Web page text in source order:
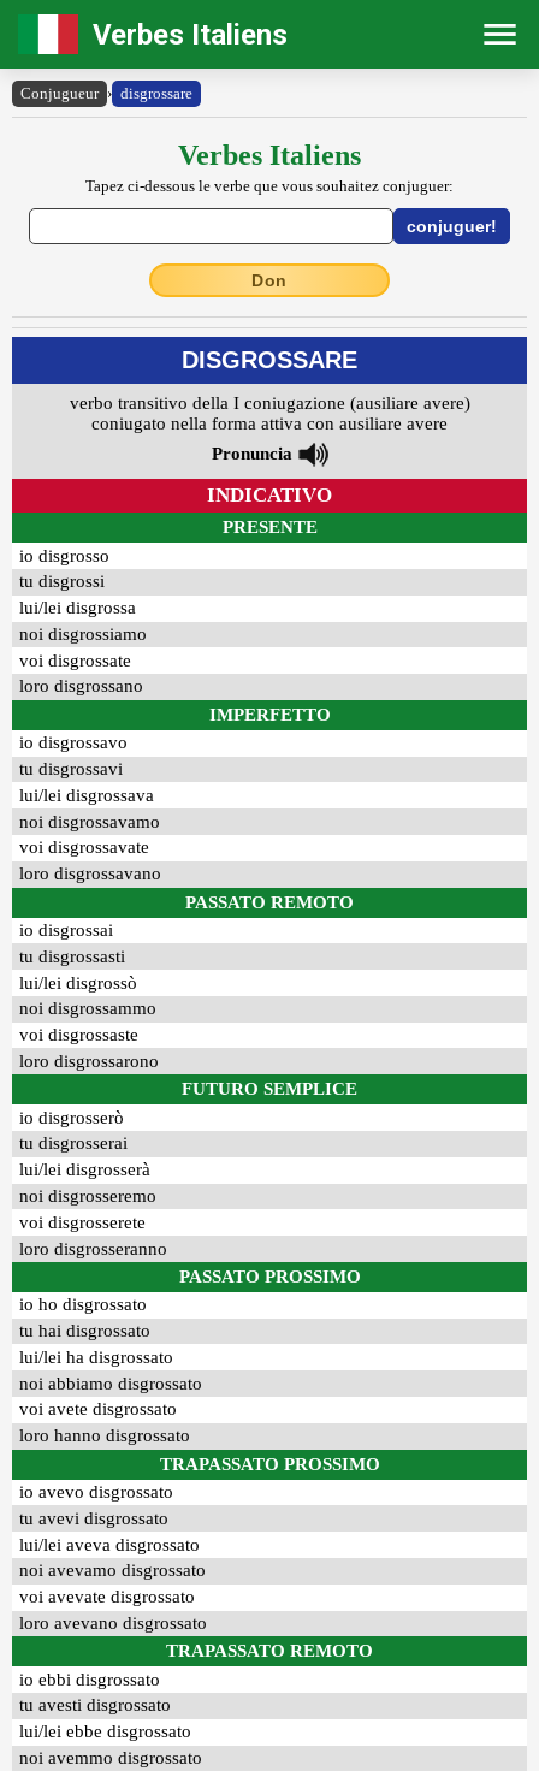
Verbes Italiens
Conjugueur › disgrossare
Verbes Italiens
Tapez ci-dessous le verbe que vous souhaitez conjuguer:
Don
DISGROSSARE
verbo transitivo della I coniugazione (ausiliare avere)
coniugato nella forma attiva con ausiliare avere
Pronuncia
INDICATIVO
PRESENTE
io disgrosso
tu disgrossi
lui/lei disgrossa
noi disgrossiamo
voi disgrossate
loro disgrossano
IMPERFETTO
io disgrossavo
tu disgrossavi
lui/lei disgrossava
noi disgrossavamo
voi disgrossavate
loro disgrossavano
PASSATO REMOTO
io disgrossai
tu disgrossasti
lui/lei disgrossò
noi disgrossammo
voi disgrossaste
loro disgrossarono
FUTURO SEMPLICE
io disgrosserò
tu disgrosserai
lui/lei disgrosserà
noi disgrosseremo
voi disgrosserete
loro disgrosseranno
PASSATO PROSSIMO
io ho disgrossato
tu hai disgrossato
lui/lei ha disgrossato
noi abbiamo disgrossato
voi avete disgrossato
loro hanno disgrossato
TRAPASSATO PROSSIMO
io avevo disgrossato
tu avevi disgrossato
lui/lei aveva disgrossato
noi avevamo disgrossato
voi avevate disgrossato
loro avevano disgrossato
TRAPASSATO REMOTO
io ebbi disgrossato
tu avesti disgrossato
lui/lei ebbe disgrossato
noi avemmo disgrossato